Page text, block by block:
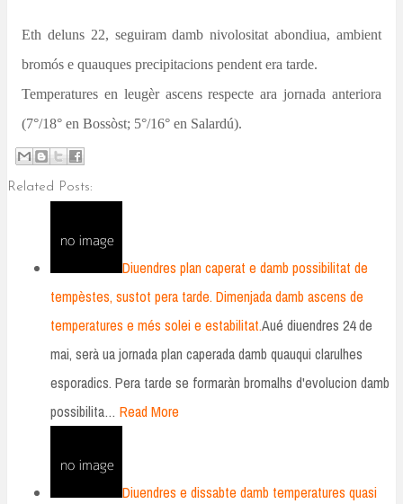
Eth deluns 22, seguiram damb nivolositat abondiua, ambient
bromós e quauques precipitacions pendent era tarde.
Temperatures en leugèr ascens respecte ara jornada anteriora
(7°/18° en Bossòst; 5°/16° en Salardú).
Related Posts:
Diuendres plan caperat e damb possibilitat de
tempèstes, sustot pera tarde. Dimenjada damb ascens de
temperatures e més solei e estabilitat.Aué diuendres 24 de
mai, serà ua jornada plan caperada damb quauqui clarulhes
esporadics. Pera tarde se formaràn bromalhs d'evolucion damb
possibilita… Read More
Diuendres e dissabte damb temperatures quasi